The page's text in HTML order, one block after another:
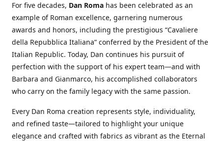
For five decades, Dan Roma has been celebrated as an
example of Roman excellence, garnering numerous
awards and honors, including the prestigious “Cavaliere
della Repubblica Italiana” conferred by the President of the
Italian Republic. Today, Dan continues his pursuit of
perfection with the support of his expert team—and with
Barbara and Gianmarco, his accomplished collaborators
who carry on the family legacy with the same passion.
Every Dan Roma creation represents style, individuality,
and refined taste—tailored to highlight your unique
elegance and crafted with fabrics as vibrant as the Eternal